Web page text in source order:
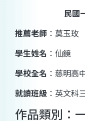
民國
推薦老師 ：莫玉玫
學生姓名 ： 仙鏡
學校全名 ：慈明高
就讀班級 ：英文科
作品類別：